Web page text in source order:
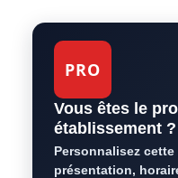
PRO
Vous êtes le
établissement ?
Personnalisez
présentation,